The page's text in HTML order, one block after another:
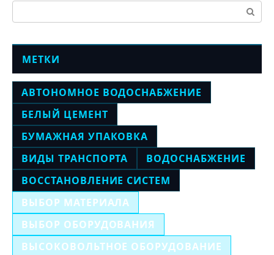
Поиск:
МЕТКИ
АВТОНОМНОЕ ВОДОСНАБЖЕНИЕ
БЕЛЫЙ ЦЕМЕНТ
БУМАЖНАЯ УПАКОВКА
ВИДЫ ТРАНСПОРТА
ВОДОСНАБЖЕНИЕ
ВОССТАНОВЛЕНИЕ СИСТЕМ
ВЫБОР МАТЕРИАЛА
ВЫБОР ОБОРУДОВАНИЯ
ВЫСОКОВОЛЬТНОЕ ОБОРУДОВАНИЕ